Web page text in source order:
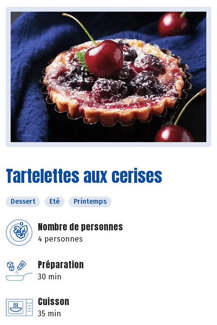
Tartelettes aux cerises
Dessert Eté Printemps
Nombre de personnes
4 personnes
Préparation
30 min
Cuisson
35 min